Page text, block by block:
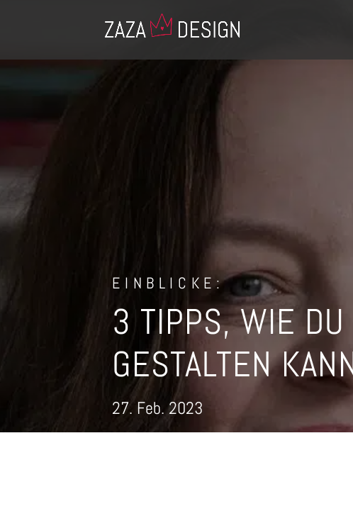
EINBLICKE:
3 TIPPS, WIE DU
GESTALTEN
27. Feb. 2023